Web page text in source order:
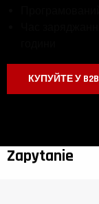
КУПУЙТЕ У B2B
Zapytanie